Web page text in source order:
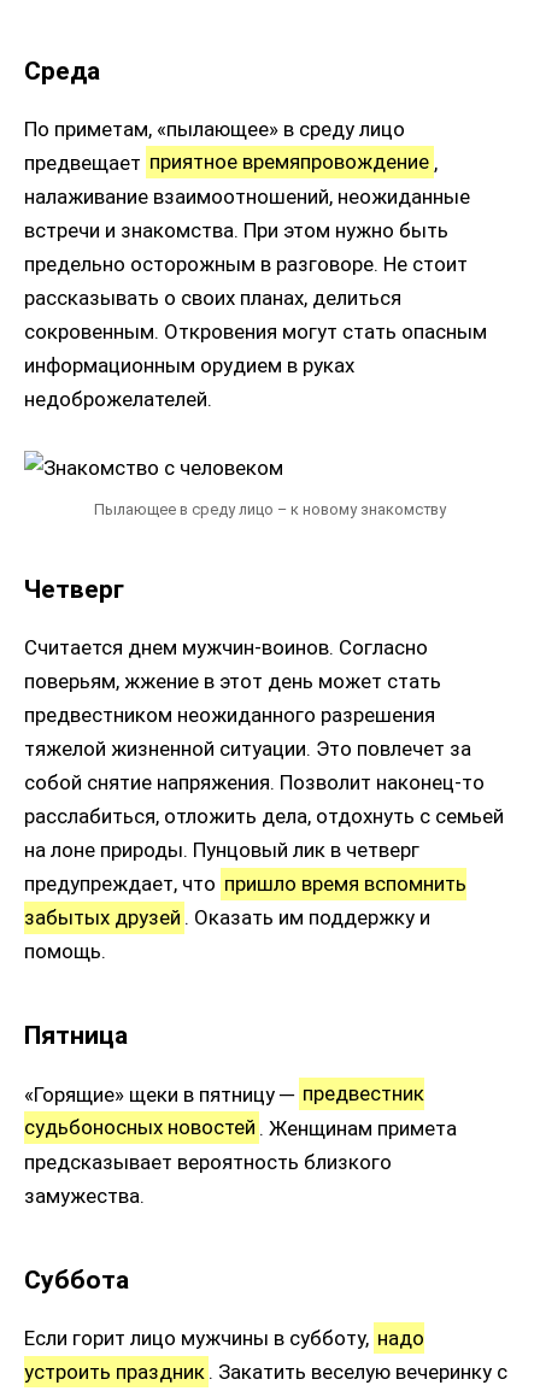
Среда
По приметам, «пылающее» в среду лицо
предвещает приятное времяпровождение ,
налаживание взаимоотношений, неожиданные
встречи и знакомства. При этом нужно быть
предельно осторожным в разговоре. Не стоит
рассказывать о своих планах, делиться
сокровенным. Откровения могут стать опасным
информационным орудием в руках
недоброжелателей.
Пылающее в среду лицо – к новому знакомству
Четверг
Считается днем мужчин-воинов. Согласно
поверьям, жжение в этот день может стать
предвестником неожиданного разрешения
тяжелой жизненной ситуации. Это повлечет за
собой снятие напряжения. Позволит наконец-то
расслабиться, отложить дела, отдохнуть с семьей
на лоне природы. Пунцовый лик в четверг
предупреждает, что пришло время вспомнить
забытых друзей . Оказать им поддержку и
помощь.
Пятница
«Горящие» щеки в пятницу ─ предвестник
судьбоносных новостей . Женщинам примета
предсказывает вероятность близкого
замужества.
Суббота
Если горит лицо мужчины в субботу, надо
устроить праздник . Закатить веселую вечеринку с